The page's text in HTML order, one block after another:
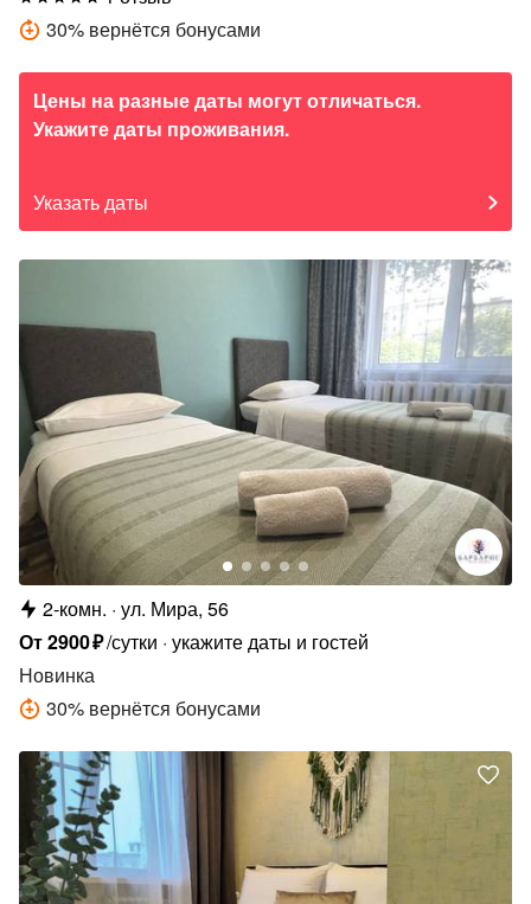
30% вернётся бонусами
Цены на разные даты могут отличаться.
Укажите даты проживания.
Указать даты
2-комн. ул. Мира, 56
От2900₽/сутки укажите даты и гостей
Новинка
30% вернётся бонусами